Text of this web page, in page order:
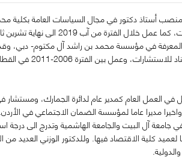
منصب أستاذ دكتور في مجال السياسات العامة
والمعرفة في مؤسسة محمد بن راشد آل مكتوم- دبي،
وشريك مؤسس في
الفترة 1999-2006 عمل في العمل العام كمدير عام لدائرة
واخيرا مديرا عاما لمؤسسة الضمان الاجتماعي في
جامعة آل البيت والجامعة الهاشمية وتدرج الى
لعميد كلية الاقتصاد فيها. وللدكتور الوزني العديد